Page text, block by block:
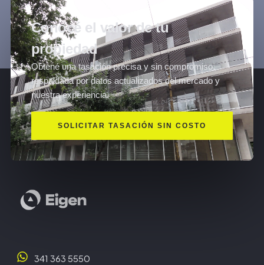
Conocé el valor de tu
propiedad
Obtené una tasación precisa y sin compromiso,
respaldada por datos actualizados del mercado y
nuestra experiencia.
SOLICITAR TASACIÓN SIN COSTO
341 363 5550